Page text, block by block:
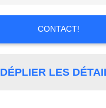
CONTACT!
DÉPLIER LES